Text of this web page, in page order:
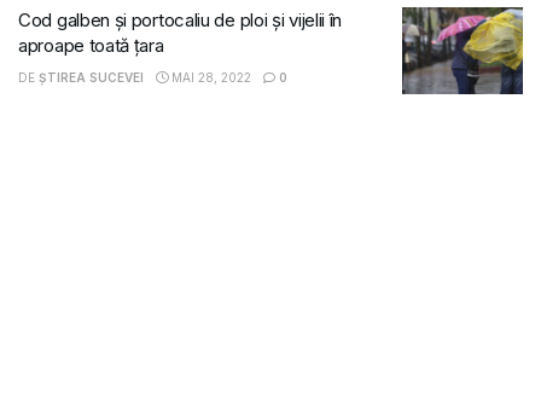
Cod galben și portocaliu de ploi și vijelii în
aproape toată țara
DE ȘTIREA SUCEVEI MAI 28, 2022 0